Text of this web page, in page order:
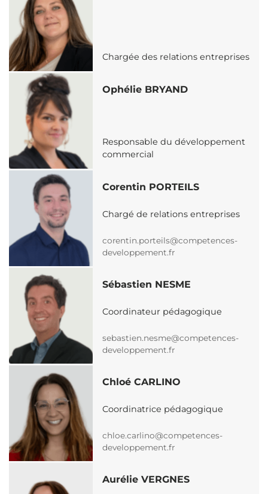
Chargée des relations entreprises
Ophélie BRYAND
Responsable du développement
commercial
Corentin PORTEILS
Chargé de relations entreprises
corentin.porteils@competences-
developpement.fr
Sébastien NESME
Coordinateur pédagogique
sebastien.nesme@competences-
developpement.fr
Chloé CARLINO
Coordinatrice pédagogique
chloe.carlino@competences-
developpement.fr
Aurélie VERGNES